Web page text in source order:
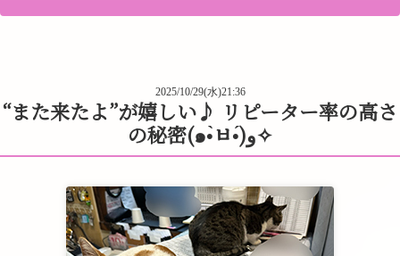
2025/10/29(水)21:36
“また来たよ”が嬉しい♪ リピーター率の高さ
の秘密(๑•̀ㅂ•́)و✧